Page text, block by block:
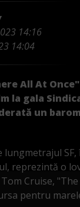
14:16
14:04
All At
la gala
un
reprezintă o
Cruise,
pentru